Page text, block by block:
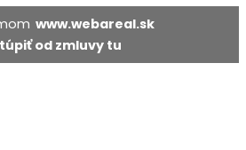
www.webareal.sk